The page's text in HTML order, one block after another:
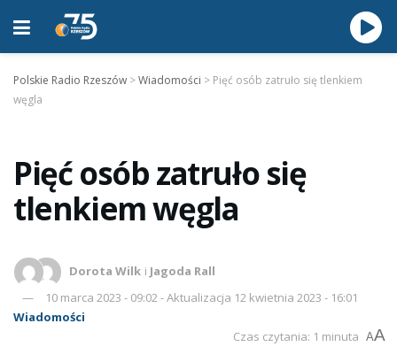
Polskie Radio Rzeszów >Wiadomości > Pięć osób zatruło się tlenkiem
węgla
Pięć osób zatruło się
tlenkiem węgla
Dorota Wilk i Jagoda Rall
10 marca 2023 - 09:02 - Aktualizacja 12 kwietnia 2023 - 16:01
Wiadomości
Czas czytania: 1 minuta AA